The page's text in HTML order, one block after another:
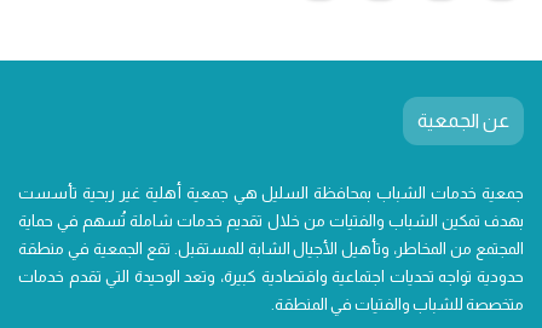
عن الجمعية
جمعية خدمات الشباب بمحافظة السليل هي جمعية أهلية غير ربحية تأسست
بهدف تمكين الشباب والفتيات من خلال تقديم خدمات شاملة تُسهم في حماية
المجتمع من المخاطر، وتأهيل الأجيال الشابة للمستقبل. تقع الجمعية في منطقة
حدودية تواجه تحديات اجتماعية واقتصادية كبيرة، وتعد الوحيدة التي تقدم خدمات
متخصصة للشباب والفتيات في المنطقة.